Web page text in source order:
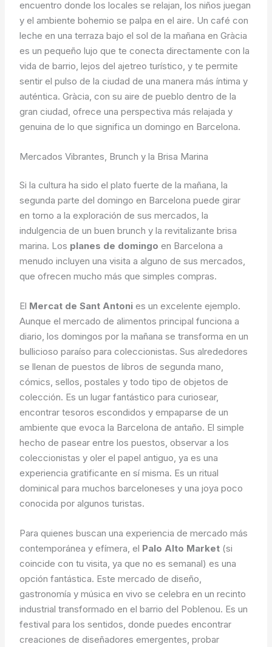
encuentro donde los locales se relajan, los niños juegan
y el ambiente bohemio se palpa en el aire. Un café con
leche en una terraza bajo el sol de la mañana en Gràcia
es un pequeño lujo que te conecta directamente con la
vida de barrio, lejos del ajetreo turístico, y te permite
sentir el pulso de la ciudad de una manera más íntima y
auténtica. Gràcia, con su aire de pueblo dentro de la
gran ciudad, ofrece una perspectiva más relajada y
genuina de lo que significa un domingo en Barcelona.
Mercados Vibrantes, Brunch y la Brisa Marina
Si la cultura ha sido el plato fuerte de la mañana, la
segunda parte del domingo en Barcelona puede girar
en torno a la exploración de sus mercados, la
indulgencia de un buen brunch y la revitalizante brisa
marina. Los planes de domingo en Barcelona a
menudo incluyen una visita a alguno de sus mercados,
que ofrecen mucho más que simples compras.
El Mercat de Sant Antoni es un excelente ejemplo.
Aunque el mercado de alimentos principal funciona a
diario, los domingos por la mañana se transforma en un
bullicioso paraíso para coleccionistas. Sus alrededores
se llenan de puestos de libros de segunda mano,
cómics, sellos, postales y todo tipo de objetos de
colección. Es un lugar fantástico para curiosear,
encontrar tesoros escondidos y empaparse de un
ambiente que evoca la Barcelona de antaño. El simple
hecho de pasear entre los puestos, observar a los
coleccionistas y oler el papel antiguo, ya es una
experiencia gratificante en sí misma. Es un ritual
dominical para muchos barceloneses y una joya poco
conocida por algunos turistas.
Para quienes buscan una experiencia de mercado más
contemporánea y efímera, el Palo Alto Market (si
coincide con tu visita, ya que no es semanal) es una
opción fantástica. Este mercado de diseño,
gastronomía y música en vivo se celebra en un recinto
industrial transformado en el barrio del Poblenou. Es un
festival para los sentidos, donde puedes encontrar
creaciones de diseñadores emergentes, probar